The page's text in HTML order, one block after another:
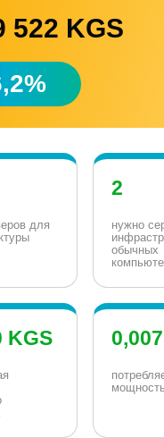
522 KGS
для
2
нужно
обычных
KGS